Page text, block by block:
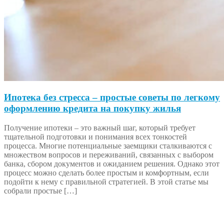
Ипотека без стресса – простые советы по легкому
оформлению кредита на покупку жилья
Получение ипотеки – это важный шаг, который требует
тщательной подготовки и понимания всех тонкостей
процесса. Многие потенциальные заемщики сталкиваются с
множеством вопросов и переживаний, связанных с выбором
банка, сбором документов и ожиданием решения. Однако этот
процесс можно сделать более простым и комфортным, если
подойти к нему с правильной стратегией. В этой статье мы
собрали простые […]